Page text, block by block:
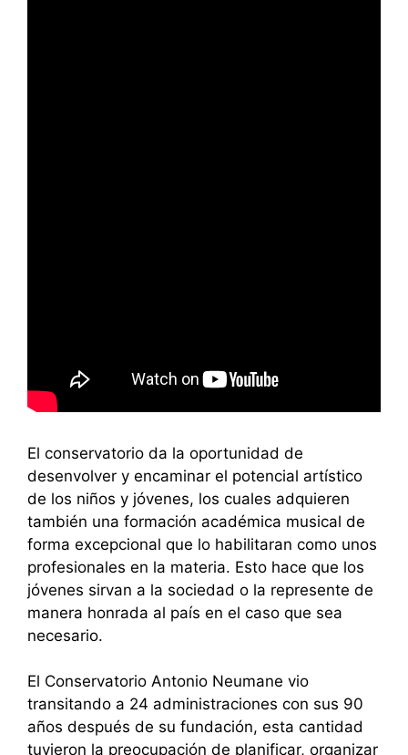
El conservatorio da la oportunidad de
desenvolver y encaminar el potencial artístico
de los niños y jóvenes, los cuales adquieren
también una formación académica musical de
forma excepcional que lo habilitaran como unos
profesionales en la materia. Esto hace que los
jóvenes sirvan a la sociedad o la represente de
manera honrada al país en el caso que sea
necesario.
El Conservatorio Antonio Neumane vio
transitando a 24 administraciones con sus 90
años después de su fundación, esta cantidad
tuvieron la preocupación de planificar, organizar